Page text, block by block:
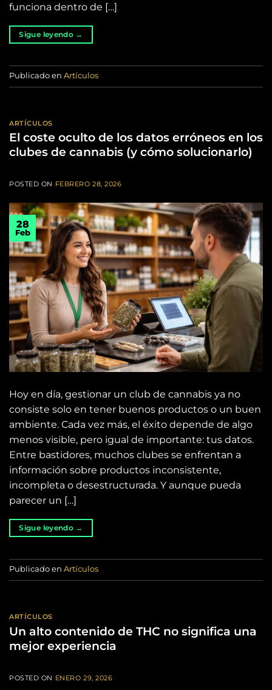
funciona dentro de […]
Sigue leyendo →
Publicado en Artículos
ARTÍCULOS
El coste oculto de los datos erróneos en los
clubes de cannabis (y cómo solucionarlo)
POSTED ON FEBRERO 28, 2026
28
Feb
Hoy en día, gestionar un club de cannabis ya no
consiste solo en tener buenos productos o un buen
ambiente. Cada vez más, el éxito depende de algo
menos visible, pero igual de importante: tus datos.
Entre bastidores, muchos clubes se enfrentan a
información sobre productos inconsistente,
incompleta o desestructurada. Y aunque pueda
parecer un […]
Sigue leyendo →
Publicado en Artículos
ARTÍCULOS
Un alto contenido de THC no significa una
mejor experiencia
POSTED ON ENERO 29, 2026